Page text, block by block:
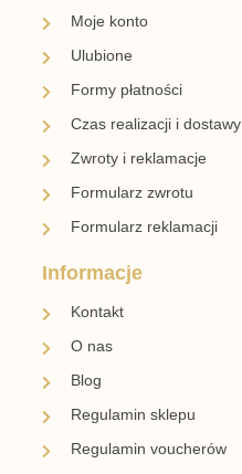
Moje konto
Ulubione
Formy płatności
Czas realizacji i dostawy
Zwroty i reklamacje
Formularz zwrotu
Formularz reklamacji
Informacje
Kontakt
O nas
Blog
Regulamin sklepu
Regulamin voucherów